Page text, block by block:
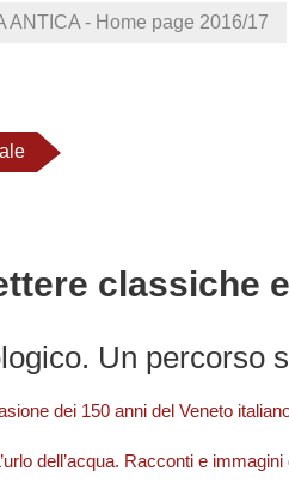
- Home page 2016/17
classiche
Un percorso
dei 150 anni del Veneto
dell’acqua. Racconti e